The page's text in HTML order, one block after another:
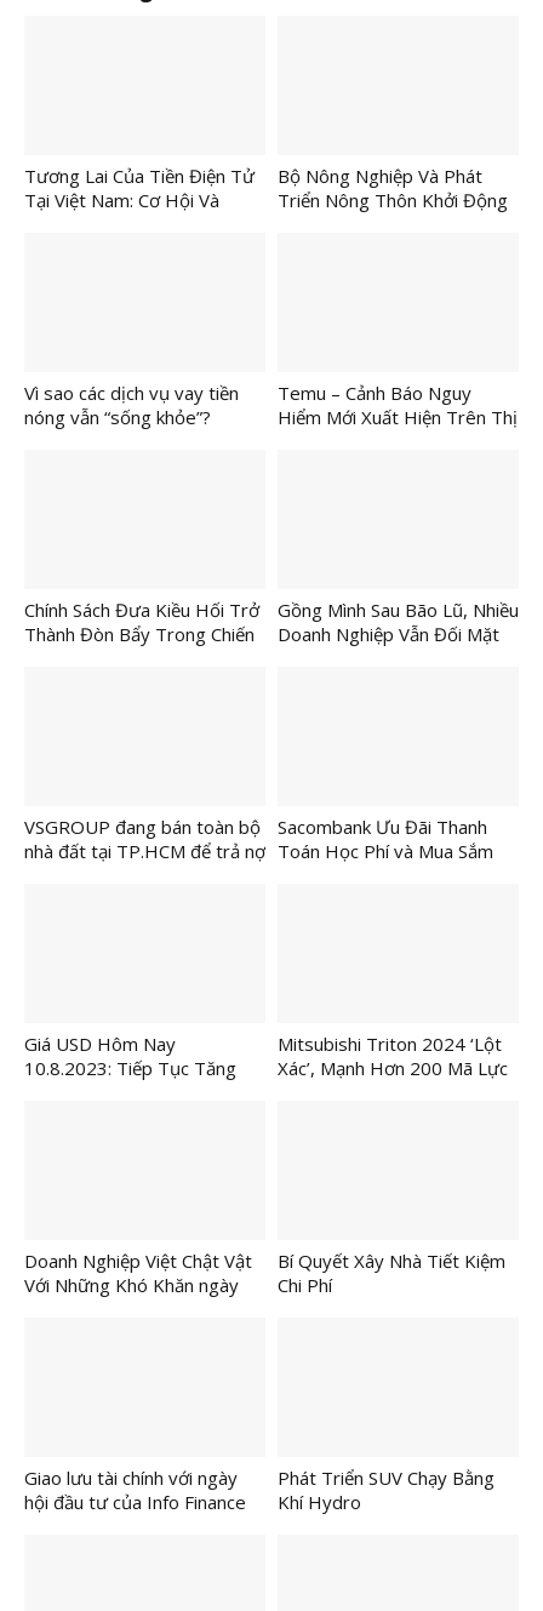
Tương Lai Của Tiền Điện Tử
Tại Việt Nam: Cơ Hội Và
Bộ Nông Nghiệp Và Phát
Triển Nông Thôn Khởi Động
Vì sao các dịch vụ vay tiền
nóng vẫn “sống khỏe”?
Temu – Cảnh Báo Nguy
Hiểm Mới Xuất Hiện Trên Thị
Chính Sách Đưa Kiều Hối Trở
Thành Đòn Bẩy Trong Chiến
Gồng Mình Sau Bão Lũ, Nhiều
Doanh Nghiệp Vẫn Đối Mặt
VSGROUP đang bán toàn bộ
nhà đất tại TP.HCM để trả nợ
Sacombank Ưu Đãi Thanh
Toán Học Phí và Mua Sắm
Giá USD Hôm Nay
10.8.2023: Tiếp Tục Tăng
Mitsubishi Triton 2024 ‘Lột
Xác’, Mạnh Hơn 200 Mã Lực
Doanh Nghiệp Việt Chật Vật
Với Những Khó Khăn ngày
Bí Quyết Xây Nhà Tiết Kiệm
Chi Phí
Giao lưu tài chính với ngày
hội đầu tư của Info Finance
Phát Triển SUV Chạy Bằng
Khí Hydro